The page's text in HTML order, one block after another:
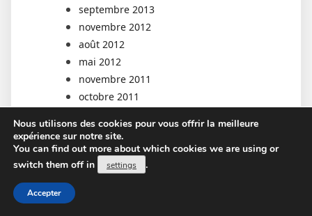
septembre 2013
novembre 2012
août 2012
mai 2012
novembre 2011
octobre 2011
janvier 2009
décembre 2000
Catégories
Nous utilisons des cookies pour vous offrir la meilleure
expérience sur notre site.
You can find out more about which cookies we are using or
switch them off in
settings .
Accepter